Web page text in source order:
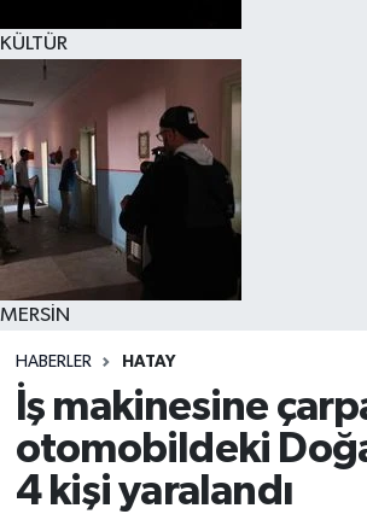
KÜLTÜR
MERSİN
HABERLER HATAY
İş makinesine
otomobildeki
4 kişi yaralandı